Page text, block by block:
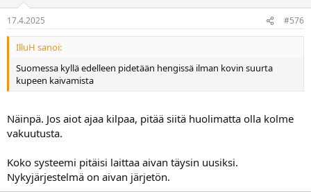
17.4.2025 #576
IlluH sanoi:
Suomessa kyllä edelleen pidetään hengissä ilman kovin suurta
kupeen kaivamista
Näinpä. Jos aiot ajaa kilpaa, pitää siitä huolimatta olla kolme
vakuutusta.
Koko systeemi pitäisi laittaa aivan täysin uusiksi.
Nykyjärjestelmä on aivan järjetön.